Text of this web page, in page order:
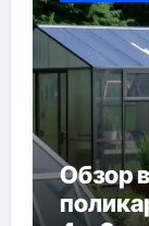
Обзор